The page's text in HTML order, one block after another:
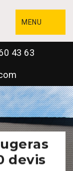
MENU
43 63
devis